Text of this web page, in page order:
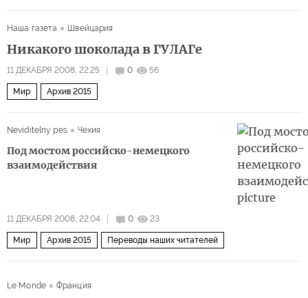
Наша газета Швейцария
Никакого шоколада в ГУЛАГе
11 ДЕКАБРЯ 2008, 22:25 0 56
Мир Архив 2015
Neviditelny pes Чехия
Под мостом российско-немецкого
взаимодействия
11 ДЕКАБРЯ 2008, 22:04 0 23
Мир Архив 2015 Переводы наших читателей
Le Monde Франция